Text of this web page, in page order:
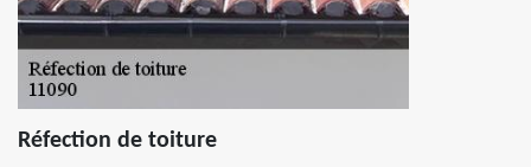
Réfection de toiture